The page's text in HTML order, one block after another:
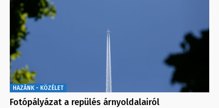
HAZÁNK - KÖZÉLET
Fotópályázat a repülés árnyoldalairól